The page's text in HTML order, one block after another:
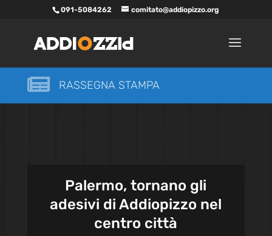
091-5084262 comitato@addiopizzo.org
 RASSEGNA STAMPA
Palermo, tornano gli
adesivi di Addiopizzo nel
centro città